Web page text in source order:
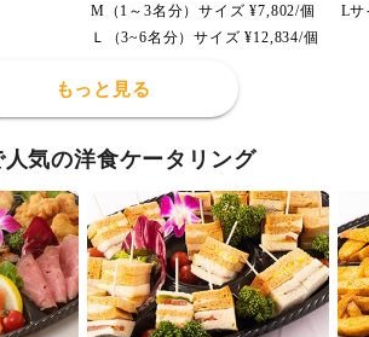
M（1～3名分）サイズ ¥7,802/個
Ｌ（3~6名分）サイズ ¥12,834/個
Lサ
もっと見る
気の洋食ケータリング